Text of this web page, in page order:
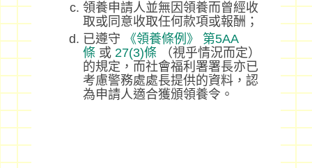
領養申請人並無因領養而曾經收
取或同意收取任何款項或報酬；
已遵守
《領養條例》
第5AA
條 或 27(3)條 （視乎情況而定）
的規定，而社會福利署署長亦已
考慮警務處處長提供的資料，認
為申請人適合獲頒領養令。